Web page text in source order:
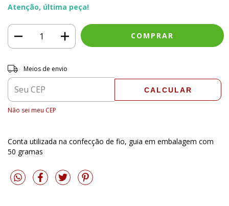
Atenção, última peça!
Entregas para o CEP:
Meios de envio
CALCULAR
Não sei meu CEP
Conta utilizada na confecção de fio, guia em embalagem com
50 gramas